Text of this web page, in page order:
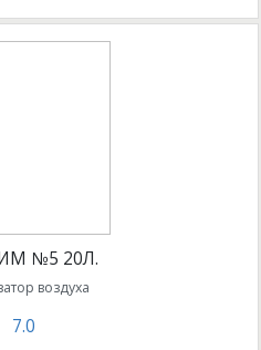
№5 20Л.
воздуха
7.0